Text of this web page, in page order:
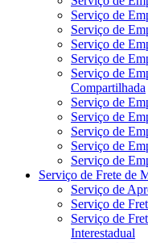
Serviço de
Serviço de
Serviço de
Serviço de
Serviço de
Compartilhada
Serviço de
Serviço de
Serviço de
Serviço de
Serviço de
Serviço de Frete de
Serviço de
Serviço de
Serviço de
Interestadual